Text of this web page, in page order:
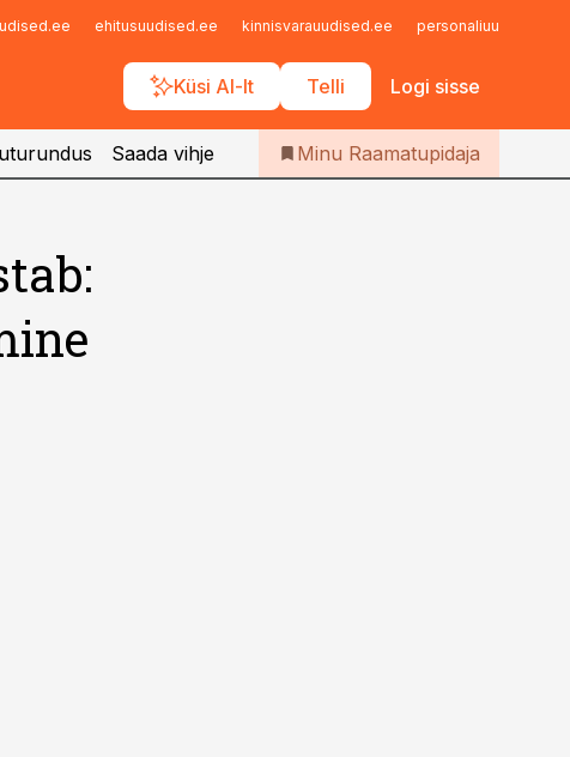
ehitusuudised.ee kinnisvarauudised.ee personaliuudised.ee
Küsi AI-lt Telli Logi sisse
Iseteenindus
Telli Raamatupidaja
Saada vihje Minu Raamatupidaja